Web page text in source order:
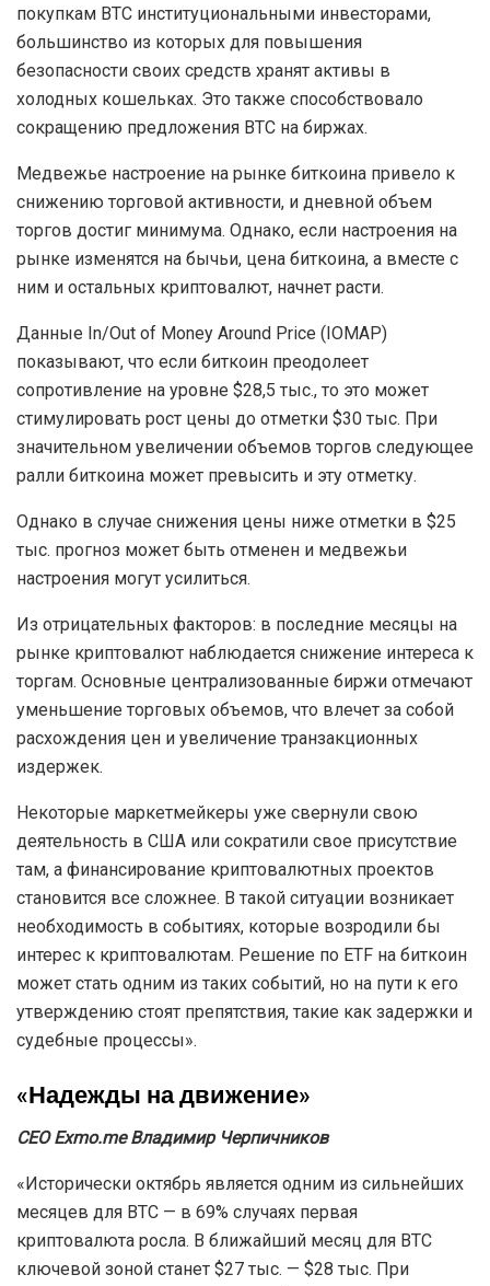
покупкам BTC институциональными инвесторами,
большинство из которых для повышения
безопасности своих средств хранят активы в
холодных кошельках. Это также способствовало
сокращению предложения BTC на биржах.
Медвежье настроение на рынке биткоина привело к
снижению торговой активности, и дневной объем
торгов достиг минимума. Однако, если настроения на
рынке изменятся на бычьи, цена биткоина, а вместе с
ним и остальных криптовалют, начнет расти.
Данные In/Out of Money Around Price (IOMAP)
показывают, что если биткоин преодолеет
сопротивление на уровне $28,5 тыс., то это может
стимулировать рост цены до отметки $30 тыс. При
значительном увеличении объемов торгов следующее
ралли биткоина может превысить и эту отметку.
Однако в случае снижения цены ниже отметки в $25
тыс. прогноз может быть отменен и медвежьи
настроения могут усилиться.
Из отрицательных факторов: в последние месяцы на
рынке криптовалют наблюдается снижение интереса к
торгам. Основные централизованные биржи отмечают
уменьшение торговых объемов, что влечет за собой
расхождения цен и увеличение транзакционных
издержек.
Некоторые маркетмейкеры уже свернули свою
деятельность в США или сократили свое присутствие
там, а финансирование криптовалютных проектов
становится все сложнее. В такой ситуации возникает
необходимость в событиях, которые возродили бы
интерес к криптовалютам. Решение по ETF на биткоин
может стать одним из таких событий, но на пути к его
утверждению стоят препятствия, такие как задержки и
судебные процессы».
«Надежды на движение»
СЕО Exmo.me Владимир Черпичников
«Исторически октябрь является одним из сильнейших
месяцев для ВТС — в 69% случаях первая
криптовалюта росла. В ближайший месяц для ВТС
ключевой зоной станет $27 тыс. — $28 тыс. При